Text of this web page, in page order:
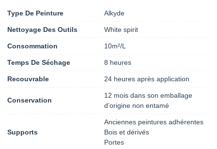
Type De Peinture Alkyde
Nettoyage Des Outils White spirit
Consommation 10m²/L
Temps De Séchage 8 heures
Recouvrable 24 heures après application
Conservation
12 mois dans son emballage
d’origine non entamé
Supports
Anciennes peintures adhérentes
Bois et dérivés
Portes